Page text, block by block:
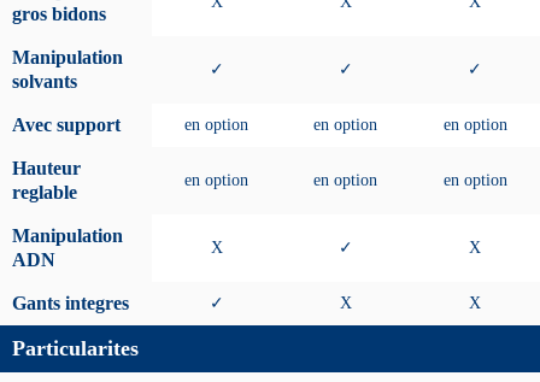
gros bidons
Manipulation
solvants
✓ ✓ ✓
Avec support en option en option en option
Hauteur
reglable
en option en option en option
Manipulation
ADN
X ✓ X
Gants integres ✓ X X
Particularites